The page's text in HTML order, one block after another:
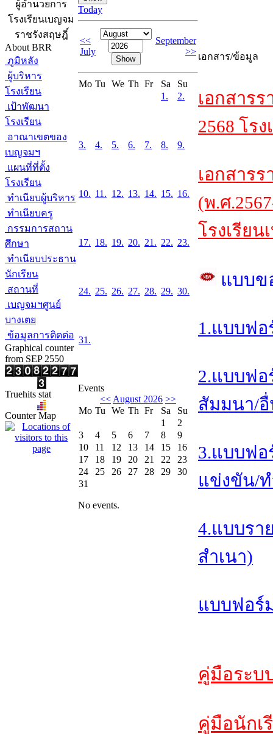
ผู้อำนวยการ
โรงเรียนเบญจม
ราชรังสฤษฎิ์
About BRR
ภูมิหลัง
ผู้บริหาร
โรงเรียน
เป้าพัฒนา
โรงเรียน
อาณาเขตของ
เบญจมฯ
แผนที่ที่ตั้ง
โรงเรียน
ทำเนียบผู้บริหาร
ทำเนียบครู
กรรมการสถาน
ศึกษา
ทำเนียบประธาน
นักเรียน
สถานที่
เบญจมฯศูนย์
บางเตย
ข้อมูลการติดต่อ
Graphical counter
from SEP 2550
Truehits stat
Counter Map
Today
<<
July
September
>>
Mo Tu We Th Fr Sa
Su
1.
2.
3. 4. 5. 6. 7. 8. 9.
10. 11. 12. 13. 14. 15. 16.
17. 18. 19. 20. 21. 22. 23.
24. 25. 26. 27. 28. 29. 30.
31.
Events
<< August 2026 >>
Mo Tu We Th Fr Sa
Su
1
2
3
4 5 6 7 8
9
10
11 12 13 14 15
16
17
18 19 20 21 22
23
24
25 26 27 28 29
30
31
No events.
เอกสาร/ข้อมูล
เอกสาร
2568 โร
เอกสาร
(พ.ศ
โรงเรีย
แบบข
1.แบบฟ
2.แบบฟ
สัมมนา/
3.แบบฟอ
แข่งขัน/
4.แบบรา
สำเนา)
แบบฟอร์
คู่มือระบ
คู่มือนักเ